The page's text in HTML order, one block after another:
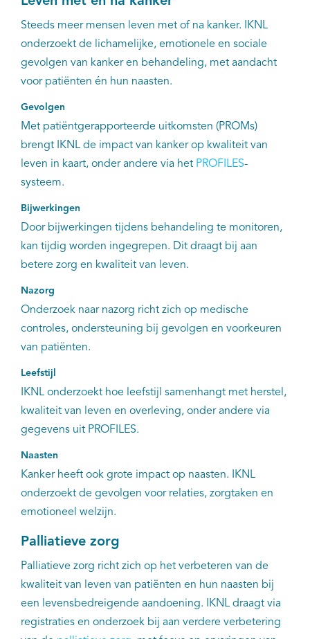
Steeds meer mensen leven met of na kanker. IKNL
onderzoekt de lichamelijke, emotionele en sociale
gevolgen van kanker en behandeling, met aandacht
voor patiënten én hun naasten.
Gevolgen
Met patiëntgerapporteerde uitkomsten (PROMs)
brengt IKNL de impact van kanker op kwaliteit van
leven in kaart, onder andere via het PROFILES-
systeem.
Bijwerkingen
Door bijwerkingen tijdens behandeling te monitoren,
kan tijdig worden ingegrepen. Dit draagt bij aan
betere zorg en kwaliteit van leven.
Nazorg
Onderzoek naar nazorg richt zich op medische
controles, ondersteuning bij gevolgen en voorkeuren
van patiënten.
Leefstijl
IKNL onderzoekt hoe leefstijl samenhangt met herstel,
kwaliteit van leven en overleving, onder andere via
gegevens uit PROFILES.
Naasten
Kanker heeft ook grote impact op naasten. IKNL
onderzoekt de gevolgen voor relaties, zorgtaken en
emotioneel welzijn.
Palliatieve zorg
Palliatieve zorg richt zich op het verbeteren van de
kwaliteit van leven van patiënten en hun naasten bij
een levensbedreigende aandoening. IKNL draagt via
registraties en onderzoek bij aan verdere verbetering